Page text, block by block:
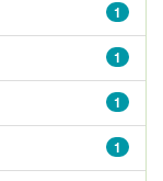
1
1
1
1